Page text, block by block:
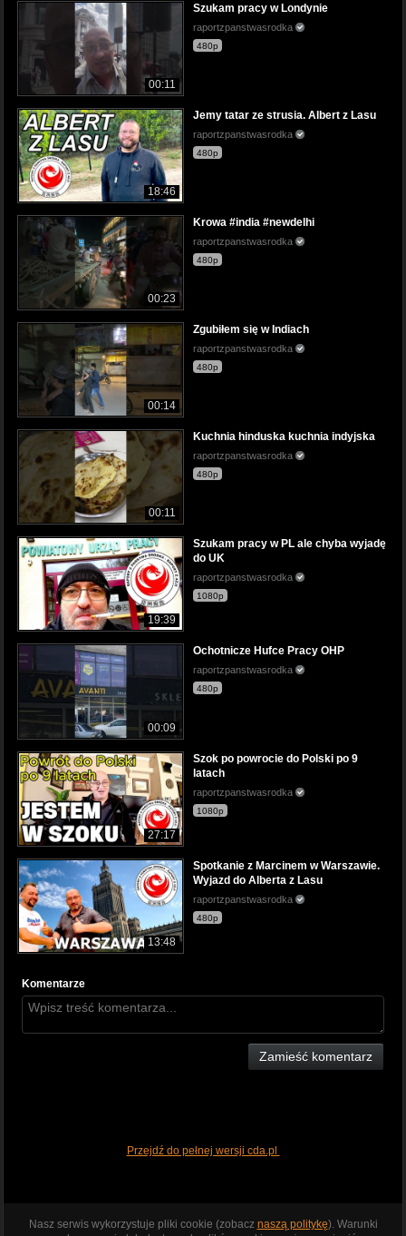
00:11
Szukam pracy w Londynie
raportzpanstwasrodka
480p
18:46
Jemy tatar ze strusia. Albert z Lasu
raportzpanstwasrodka
480p
00:23
Krowa #india #newdelhi
raportzpanstwasrodka
480p
00:14
Zgubiłem się w Indiach
raportzpanstwasrodka
480p
00:11
Kuchnia hinduska kuchnia indyjska
raportzpanstwasrodka
480p
19:39
Szukam pracy w PL ale chyba wyjadę
do UK
raportzpanstwasrodka
1080p
00:09
Ochotnicze Hufce Pracy OHP
raportzpanstwasrodka
480p
27:17
Szok po powrocie do Polski po 9
latach
raportzpanstwasrodka
1080p
13:48
Spotkanie z Marcinem w Warszawie.
Wyjazd do Alberta z Lasu
raportzpanstwasrodka
480p
Komentarze
Zamieść komentarz
Przejdź do pełnej wersji cda.pl
Nasz serwis wykorzystuje pliki cookie (zobacz naszą politykę). Warunki